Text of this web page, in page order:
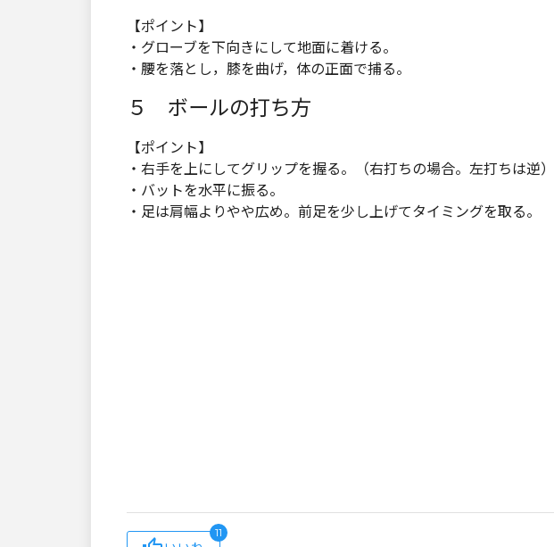
【ポイント】
・グローブを下向きにして地面に着ける。
・腰を落とし，膝を曲げ，体の正面で捕る。
５ ボールの打ち方
【ポイント】
・右手を上にしてグリップを握る。（右打ちの場合。左打ちは逆）
・バットを水平に振る。
・足は肩幅よりやや広め。前足を少し上げてタイミングを取る。
11